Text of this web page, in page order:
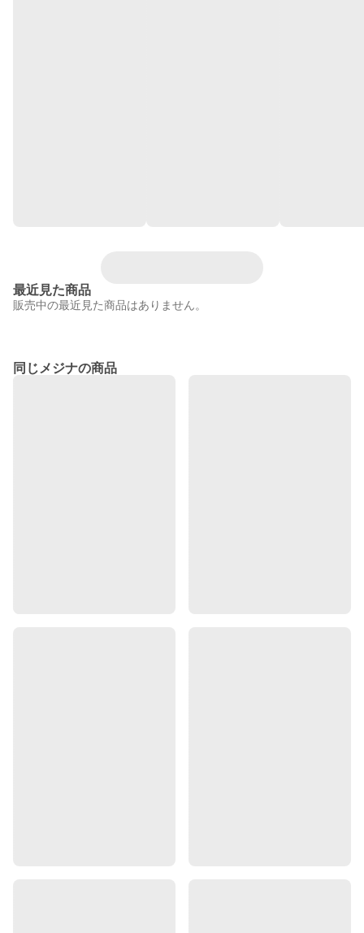
最近見た商品
販売中の最近見た商品はありません。
同じメジナの商品